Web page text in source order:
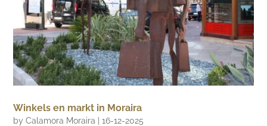
Winkels en markt in Moraira
byCalamora Moraira |16-12-2025